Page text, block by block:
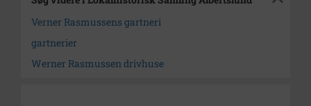
Verner Rasmussens gartneri
gartnerier
Werner Rasmussen drivhuse